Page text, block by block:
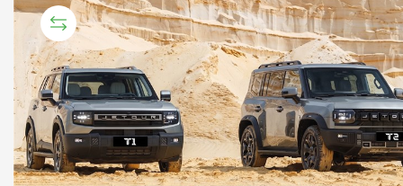
СРАВНИТЕЛЬНЫЙ ТЕСТ